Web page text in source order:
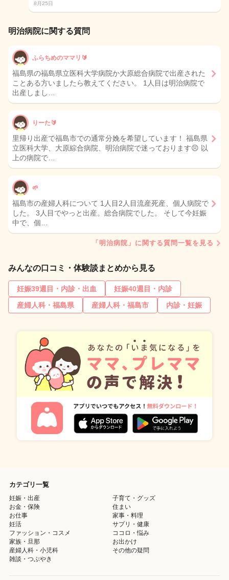
8月25日
明治病院に関する質問
ふらちめのママリ🔰
福島県の福島県立医科大学病院か大原総合病院で出産された
ことある方いましたら教えてください。 1人目は明治病院で
出産しまし…
りーた🔰
里帰り出産で福島市での通常分娩を希望しています！ 福島県
立医科大学、大原綜合病院、明治病院で迷っております😣 以
上の病院で…
🌱
福島市の産婦人科について 1人目2人目流産死産、個人病院で
した。 3人目でやっと出産。総合病院でした。 そして今妊娠
中で、個…
「明治病院」に関する質問一覧を見る
みんなの口コミ・体験談まとめから見る
妊娠39週目・内診・出血
妊娠40週目・内診
産婦人科・福島県
産婦人科・福島市 内診・妊娠
カテゴリ一覧
妊娠・出産
子育て・グッズ
お金・保険
住まい
お仕事
家事・料理
妊活
サプリ・健康
ファッション・コスメ
ココロ・悩み
家族・旦那
お出かけ
産婦人科・小児科
その他の疑問
雑談・つぶやき